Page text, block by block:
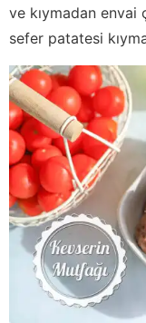
ve kıymadan
sefer patatesi